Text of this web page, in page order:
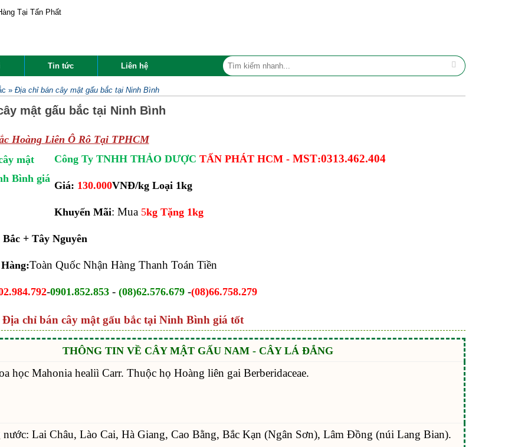
Tin tức Liên hệ
» Địa chỉ bán cây mật gấu bắc tại Ninh Bình
mật gấu bắc tại Ninh Bình
Hoàng Liên Ô Rô Tại TPHCM
Công Ty TNHH THẢO DƯỢC TẤN PHÁT HCM - MST:0313.462.404
Giá: 130.000VNĐ/kg Loại 1kg
Khuyến Mãi: Mua 5kg Tặng 1kg
+ Tây Nguyên
Toàn Quốc Nhận Hàng Thanh Toán Tiền
-0901.852.853- (08)62.576.679-(08)66.758.279
chỉ bán cây mật gấu bắc tại Ninh Bình giá tốt
THÔNG TIN VỀ CÂY MẬT GẤU NAM - CÂY LÁ ĐẮNG
học Mahonia healiì Carr. Thuộc họ Hoàng liên gai Berberidaceae.
nước: Lai Châu, Lào Cai, Hà Giang, Cao Bằng, Bắc Kạn (Ngân Sơn), Lâm Đồng (núi Lang Bian).